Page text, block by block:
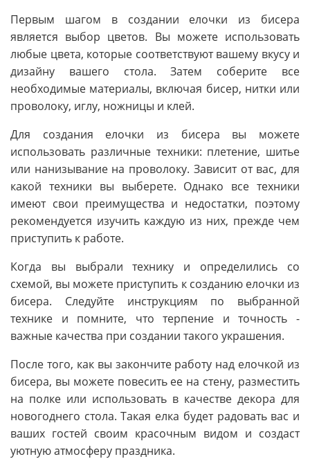
Первым шагом в создании елочки из бисера
является выбор цветов. Вы можете использовать
любые цвета, которые соответствуют вашему вкусу и
дизайну вашего стола. Затем соберите все
необходимые материалы, включая бисер, нитки или
проволоку, иглу, ножницы и клей.
Для создания елочки из бисера вы можете
использовать различные техники: плетение, шитье
или нанизывание на проволоку. Зависит от вас, для
какой техники вы выберете. Однако все техники
имеют свои преимущества и недостатки, поэтому
рекомендуется изучить каждую из них, прежде чем
приступить к работе.
Когда вы выбрали технику и определились со
схемой, вы можете приступить к созданию елочки из
бисера. Следуйте инструкциям по выбранной
технике и помните, что терпение и точность -
важные качества при создании такого украшения.
После того, как вы закончите работу над елочкой из
бисера, вы можете повесить ее на стену, разместить
на полке или использовать в качестве декора для
новогоднего стола. Такая елка будет радовать вас и
ваших гостей своим красочным видом и создаст
уютную атмосферу праздника.